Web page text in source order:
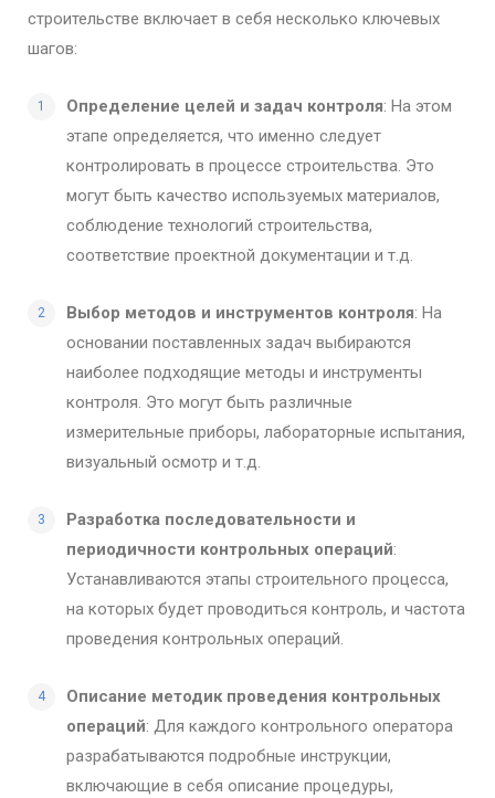
строительстве включает в себя несколько ключевых
шагов:
Определение целей и задач контроля: На этом
этапе определяется, что именно следует
контролировать в процессе строительства. Это
могут быть качество используемых материалов,
соблюдение технологий строительства,
соответствие проектной документации и т.д.
Выбор методов и инструментов контроля: На
основании поставленных задач выбираются
наиболее подходящие методы и инструменты
контроля. Это могут быть различные
измерительные приборы, лабораторные испытания,
визуальный осмотр и т.д.
Разработка последовательности и
периодичности контрольных операций:
Устанавливаются этапы строительного процесса,
на которых будет проводиться контроль, и частота
проведения контрольных операций.
Описание методик проведения контрольных
операций: Для каждого контрольного оператора
разрабатываются подробные инструкции,
включающие в себя описание процедуры,